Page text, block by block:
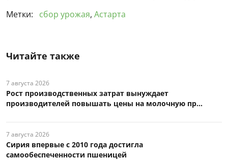
Метки:
сбор урожая, Астарта
Читайте также
7 августа 2026
Рост производственных затрат вынуждает
производителей повышать цены на молочную пр...
7 августа 2026
Сирия впервые с 2010 года достигла
самообеспеченности пшеницей